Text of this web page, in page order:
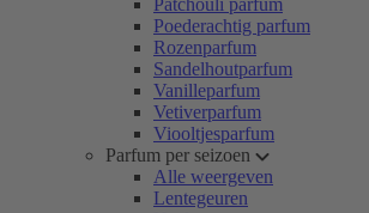
Patchouli parfum
Poederachtig parfum
Rozenparfum
Sandelhoutparfum
Vanilleparfum
Vetiverparfum
Viooltjesparfum
Parfum per seizoen
Alle weergeven
Lentegeuren